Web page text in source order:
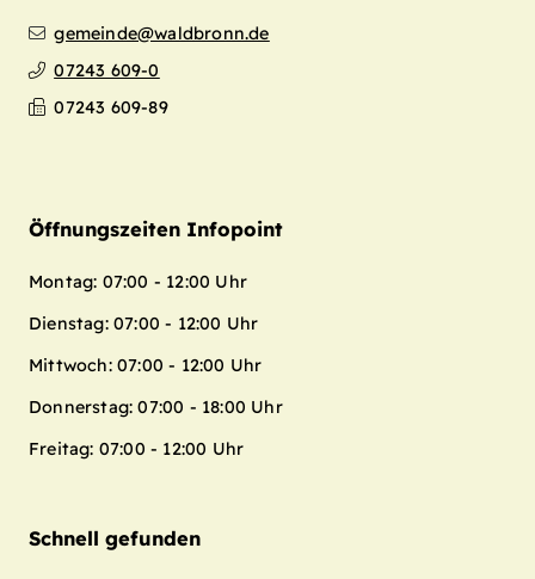
gemeinde@waldbronn.de
07243 609-0
07243 609-89
Öffnungszeiten Infopoint
Montag: 07:00 - 12:00 Uhr
Dienstag: 07:00 - 12:00 Uhr
Mittwoch: 07:00 - 12:00 Uhr
Donnerstag: 07:00 - 18:00 Uhr
Freitag: 07:00 - 12:00 Uhr
Schnell gefunden